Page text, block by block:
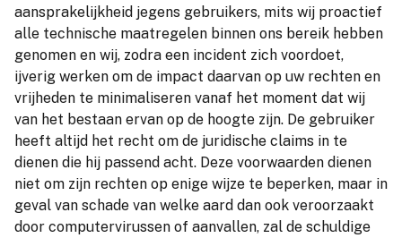
aansprakelijkheid jegens gebruikers, mits wij proactief
alle technische maatregelen binnen ons bereik hebben
genomen en wij, zodra een incident zich voordoet,
ijverig werken om de impact daarvan op uw rechten en
vrijheden te minimaliseren vanaf het moment dat wij
van het bestaan ervan op de hoogte zijn. De gebruiker
heeft altijd het recht om de juridische claims in te
dienen die hij passend acht. Deze voorwaarden dienen
niet om zijn rechten op enige wijze te beperken, maar in
geval van schade van welke aard dan ook veroorzaakt
door computervirussen of aanvallen, zal de schuldige